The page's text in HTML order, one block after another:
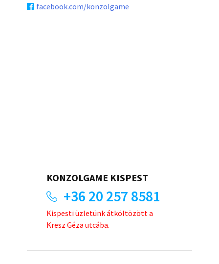
facebook.com/konzolgame
KONZOLGAME KISPEST
+36 20 257 8581
Kispesti üzletünk átköltözött a
Kresz Géza utcába.